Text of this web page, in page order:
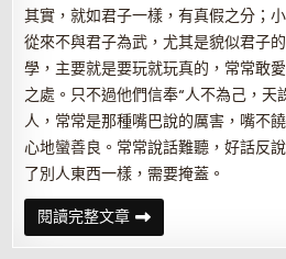
力
其實，就如君子一樣，有真假之分；
從來不與君子為武，尤其是貌似君子
學，主要就是要玩就玩真的，常常敢
之處。只不過他們信奉“人不為己，天
人，常常是那種嘴巴說的厲害，嘴不
心地蠻善良。常常說話難聽，好話反
了別人東西一樣，需要掩蓋。
閱讀完整文章八
字
看